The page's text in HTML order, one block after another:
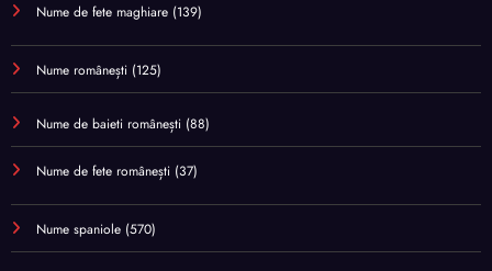
Nume de fete maghiare (139)
Nume românești (125)
Nume de baieti românești (88)
Nume de fete românești (37)
Nume spaniole (570)